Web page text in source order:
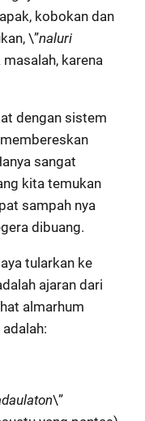
kobokan dan
\”naluri
masalah, karena
dengan sistem
sangat
kita temukan
sampah nya
dibuang.
tularkan ke
ajaran dari
almarhum
\”